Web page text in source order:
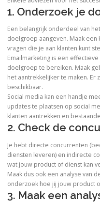
1. Onderzoek je
Een belangrijk onderdeel van
doelgroep aangeven. Maak een
vragen die je aan klanten kunt
Emailmarketing is een
doelgroep te bereiken. Maak
het aantrekkelijker te maken.
beschikbaar.
Social media kan een handje
updates te plaatsen op social
klanten aantrekken en
2. Check de
Je hebt directe concurrenten
diensten leveren) en indirecte
wat jouw product of dienst kan
Maak dus ook een analyse van
onderzoek hoe jij jouw product
3. Maak een